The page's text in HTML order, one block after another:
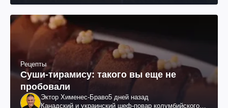
Рецепты
Суши-тирамису: такого вы еще не
пробовали
Эктор Хименес-Браво5 дней назад
Канадский и украинский шеф-повар колумбийского